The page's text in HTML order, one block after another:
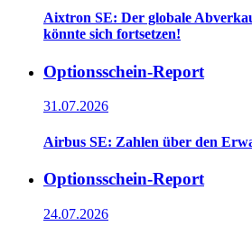
Aixtron SE: Der globale
könnte sich fortsetzen!
Optionsschein-Report
31.07.2026
Airbus SE: Zahlen über den
Optionsschein-Report
24.07.2026